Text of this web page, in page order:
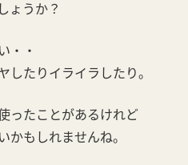
ょうか？
・・
したりイライラしたり。
ったことがあるけれど
かもしれませんね。